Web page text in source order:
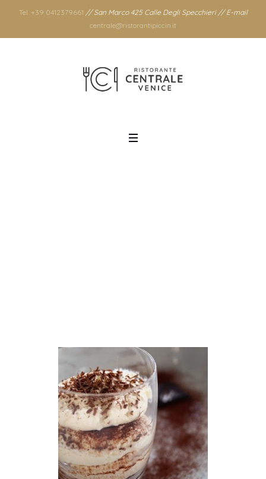
Tel. +39 0412379661 // San Marco 425 Calle Degli Specchieri // E-mail
centrale@ristorantipiccin.it